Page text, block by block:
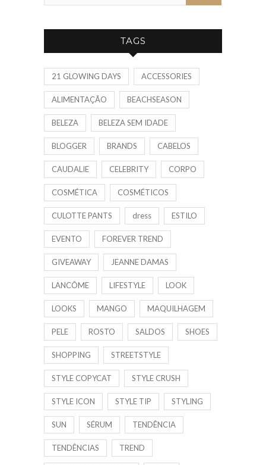
TAGS
21 GLOWING DAYS ACCESSORIES
ALIMENTAÇÃO BEACHSEASON
BELEZA BELEZA SEM IDADE
BLOGGER BRANDS CABELOS
CAUDALIE CELEBRITY CORPO
COSMÉTICA COSMÉTICOS
CULOTTE PANTS dress ESTILO
EVENTO FOREVER TREND
GIVEAWAY JEANNE DAMAS
LANCÔME LIFESTYLE LOOK
LOOKS MANGO MAQUILHAGEM
PELE ROSTO SALDOS SHOES
SHOPPING STREETSTYLE
STYLE COPYCAT STYLE CRUSH
STYLE ICON STYLE TIP STYLING
SUN SÉRUM TENDÊNCIA
TENDÊNCIAS TREND